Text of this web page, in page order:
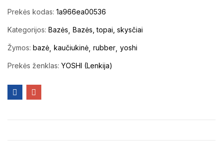
Prekės kodas: 1a966ea00536
Kategorijos: Bazės Bazės, topai, skysčiai
Žymos: bazė kaučiukinė rubber yoshi
Prekės ženklas: YOSHI (Lenkija)